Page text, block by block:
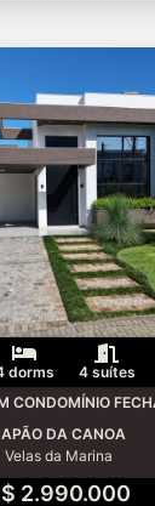
dorms 4 suítes
CONDOMÍNIO
DA CANOA
Velas da Marina
2.990.000